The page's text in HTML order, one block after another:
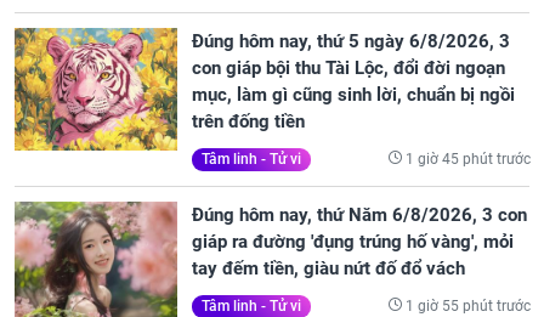
Đúng hôm nay, thứ 5 ngày 6/8/2026, 3
con giáp bội thu Tài Lộc, đổi đời ngoạn
mục, làm gì cũng sinh lời, chuẩn bị ngồi
trên đống tiền
Tâm linh - Tử vi 1 giờ 45 phút trước
Đúng hôm nay, thứ Năm 6/8/2026, 3 con
giáp ra đường 'đụng trúng hố vàng', mỏi
tay đếm tiền, giàu nứt đố đổ vách
Tâm linh - Tử vi 1 giờ 55 phút trước